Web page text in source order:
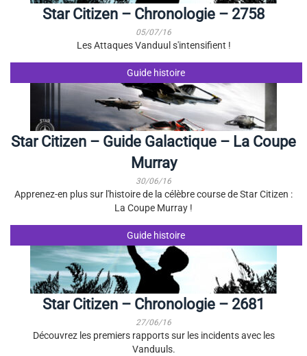
Star Citizen – Chronologie – 2758
05/07/16
Les Attaques Vanduul s'intensifient !
Guide histoire
Star Citizen – Guide Galactique – La Coupe
Murray
30/06/16
Apprenez-en plus sur l'histoire de la célèbre course de Star Citizen :
La Coupe Murray !
Guide histoire
Star Citizen – Chronologie – 2681
27/06/16
Découvrez les premiers rapports sur les incidents avec les
Vanduuls.